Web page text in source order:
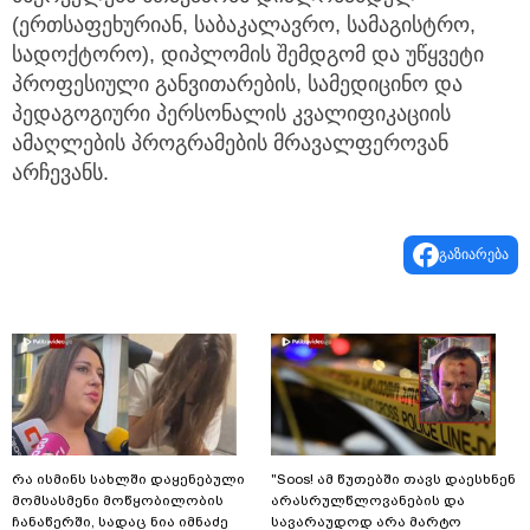
მსურველებს სთავაზობს დიპლომამდელ
(ერთსაფეხურიან, საბაკალავრო, სამაგისტრო,
სადოქტორო), დიპლომის შემდგომ და უწყვეტი
პროფესიული განვითარების, სამედიცინო და
პედაგოგიური პერსონალის კვალიფიკაციის
ამაღლების პროგრამების მრავალფეროვან
არჩევანს.
გაზიარება
რა ისმინს სახლში დაყენებული
მომსასმენი მოწყობილობის
"Soos! ამ წუთებში თავს დაესხნენ
არასრულწლოვანების და